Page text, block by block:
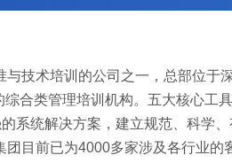
技术培训的公司之一，总部位于
合类管理培训机构。五大核心工
系统解决方案，建立规范、科学、
目前已为4000多家涉及各行业的